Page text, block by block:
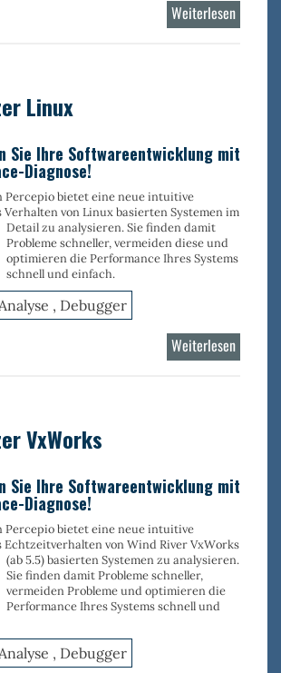
Weiterlesen
Linux
Sie Ihre Softwareentwicklung mit
Diagnose!
Percepio bietet eine neue intuitive
von Linux basierten Systemen im
Detail zu analysieren. Sie finden damit
Probleme schneller, vermeiden diese und
optimieren die Performance Ihres Systems
schnell und einfach.
Analyse , Debugger
Weiterlesen
VxWorks
Sie Ihre Softwareentwicklung mit
Diagnose!
Percepio bietet eine neue intuitive
Echtzeitverhalten von Wind River VxWorks
(ab 5.5) basierten Systemen zu analysieren.
Sie finden damit Probleme schneller,
vermeiden Probleme und optimieren die
Performance Ihres Systems schnell und
Analyse , Debugger